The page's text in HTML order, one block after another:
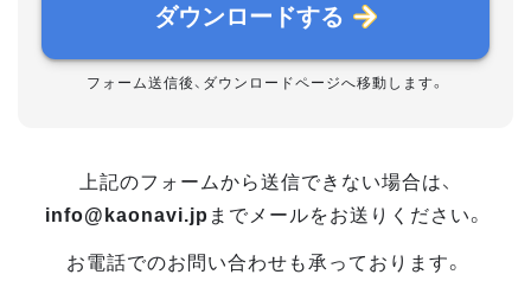
ダウンロードする
フォーム送信後、ダウンロードページへ移動します。
上記のフォームから送信できない場合は、
info@kaonavi.jp までメールをお送りください。
お電話でのお問い合わせも承っております。